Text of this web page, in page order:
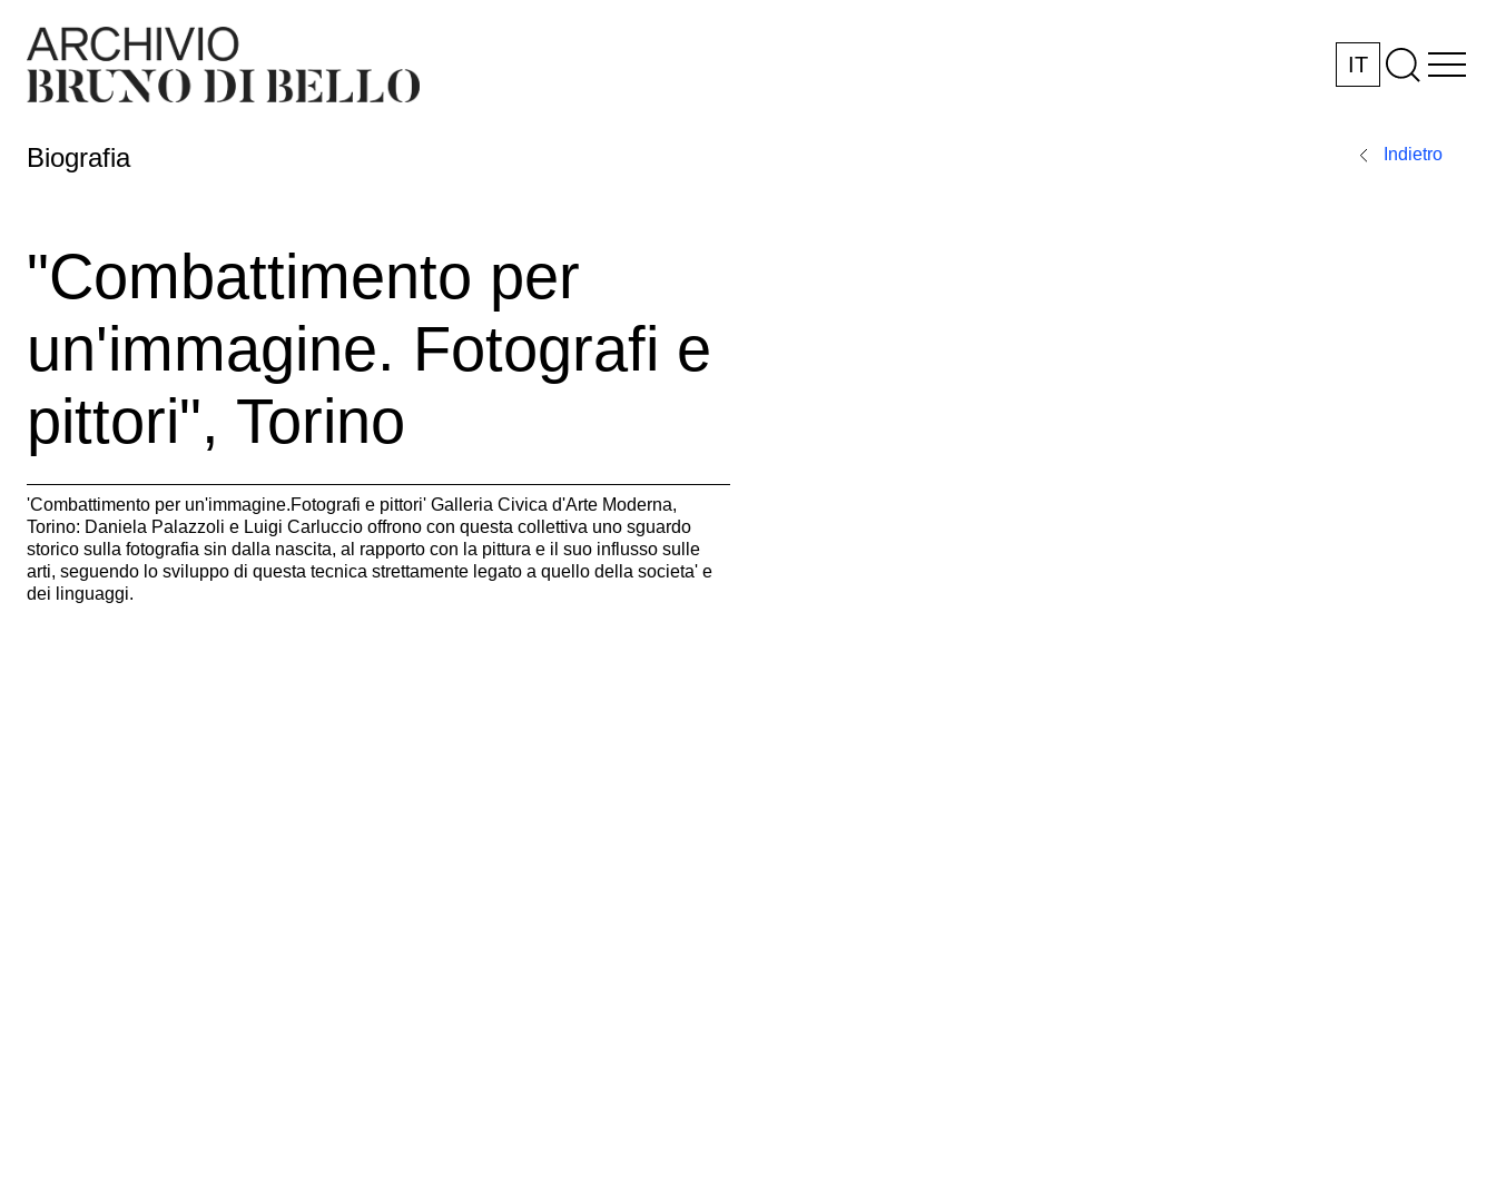
IT
Biografia Indietro
"Combattimento per
un'immagine. Fotografi e
pittori", Torino
'Combattimento per un'immagine.Fotografi e pittori' Galleria Civica d'Arte Moderna,
Torino: Daniela Palazzoli e Luigi Carluccio offrono con questa collettiva uno sguardo
storico sulla fotografia sin dalla nascita, al rapporto con la pittura e il suo influsso sulle
arti, seguendo lo sviluppo di questa tecnica strettamente legato a quello della societa' e
dei linguaggi.